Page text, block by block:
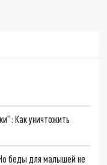
Как уничтожить
беды для малышей не